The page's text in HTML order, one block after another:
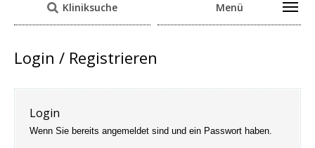
Kliniksuche Menü
Login / Registrieren
Login
Wenn Sie bereits angemeldet sind und ein Passwort haben.